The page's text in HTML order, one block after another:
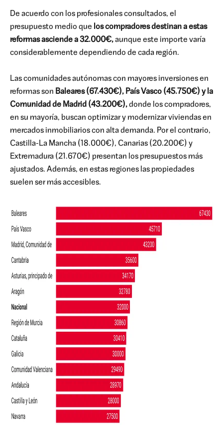
De acuerdo con los profesionales consultados, el
presupuesto medio que los compradores destinan a estas
reformas asciende a 32.000€,aunque este importe varía
considerablemente dependiendo de cada región.
Las comunidades autónomas con mayores inversiones en
reformas son Baleares (67.430€), País Vasco (45.750€) y la
Comunidad de Madrid (43.200€),donde los compradores,
en su mayoría, buscan optimizar y modernizar viviendas en
mercados inmobiliarios con alta demanda. Por el contrario,
Castilla-La Mancha (18.000€), Canarias (20.200€) y
Extremadura (21.670€) presentan los presupuestos más
ajustados. Además, en estas regiones las propiedades
suelen ser más accesibles.